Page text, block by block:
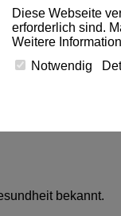
Diese Webseite
erforderlich sind.
Weitere
Notwendig
bekannt.